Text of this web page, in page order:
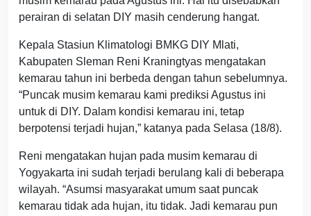
perairan di selatan DIY masih cenderung hangat.
Kepala Stasiun Klimatologi BMKG DIY Mlati,
Kabupaten Sleman Reni Kraningtyas mengatakan
kemarau tahun ini berbeda dengan tahun sebelumnya.
“Puncak musim kemarau kami prediksi Agustus ini
untuk di DIY. Dalam kondisi kemarau ini, tetap
berpotensi terjadi hujan,” katanya pada Selasa (18/8).
Reni mengatakan hujan pada musim kemarau di
Yogyakarta ini sudah terjadi berulang kali di beberapa
wilayah. “Asumsi masyarakat umum saat puncak
kemarau tidak ada hujan, itu tidak. Jadi kemarau pun